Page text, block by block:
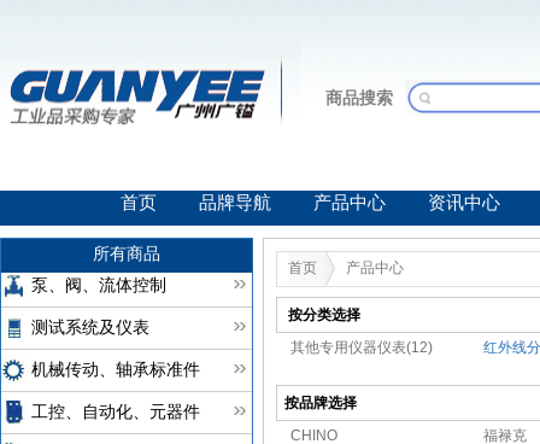
商品搜索
首页 品牌导航 产品中心 资讯中心
所有商品
泵、阀、流体控制
测试系统及仪表
机械传动、轴承标准件
工控、自动化、元器件
首页 产品中心
按分类选择
其他专用仪器仪表(12)
红外线
按品牌选择
CHINO
福禄克